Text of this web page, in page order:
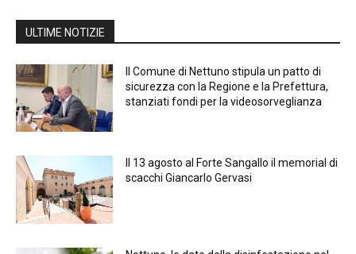
ULTIME NOTIZIE
Il Comune di Nettuno stipula un patto di
sicurezza con la Regione e la Prefettura,
stanziati fondi per la videosorveglianza
Il 13 agosto al Forte Sangallo il memorial di
scacchi Giancarlo Gervasi